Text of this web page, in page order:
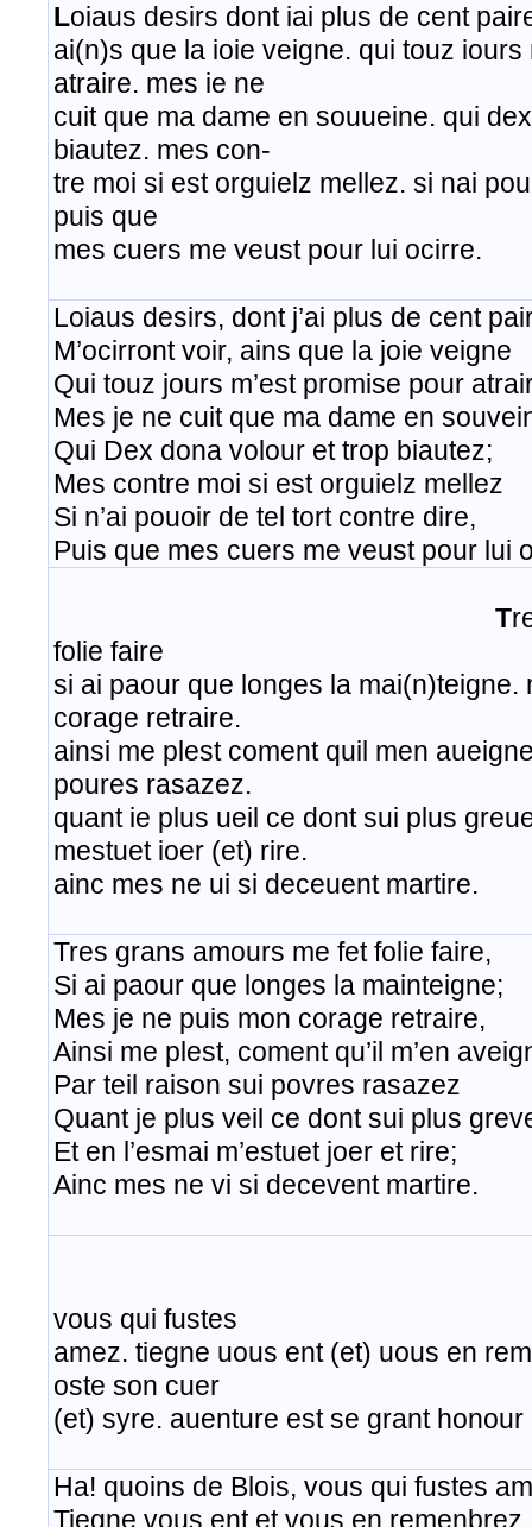
Loiaus desirs dont iai plus de cent
ai(n)s que la ioie veigne. qui touz
atraire. mes ie ne
cuit que ma dame en souueine. qui
biautez. mes con-
tre moi si est orguielz mellez. si nai
puis que
mes cuers me veust pour lui ocirre​.
​Loiaus desirs, dont j’ai plus de cent
M’ocirront voir, ains que la joie veigne
Qui touz jours m’est promise pour
Mes je ne cuit que ma dame en
Qui Dex dona volour et trop biautez;
Mes contre moi si est orguielz mellez
Si n’ai pouoir de tel tort contre dire,
Puis que mes cuers me veust pour lui
T
folie faire
si ai paour que longes la mai(n)teigne.
corage retraire.
ainsi me plest coment quil men
poures rasazez.
quant ie plus ueil ce dont sui plus
mestuet ioer (et) rire.
ainc mes ne ui si deceuent martire. ​
​Tres grans amours me fet folie faire,
Si ai paour que longes la mainteigne;
Mes je ne puis mon corage retraire,
Ainsi me plest, coment qu’il m’en
Par teil raison sui povres rasazez
Quant je plus veil ce dont sui plus
Et en l’esmai m’estuet joer et rire;
Ainc mes ne vi si decevent martire. ​
vous qui fustes
amez. tiegne uous ent (et) uous en
oste son cuer
(et) syre. auenture est se grant honour
Ha! quoins de Blois, vous qui fustes
Tiegne vous ent et vous en remenbrez,